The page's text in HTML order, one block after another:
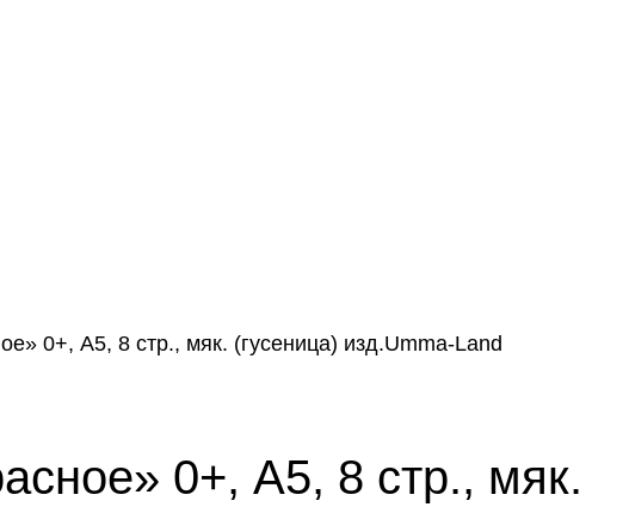
0+, А5, 8 стр., мяк. (гусеница) изд.Umma-Land
0+, А5, 8 стр., мяк.